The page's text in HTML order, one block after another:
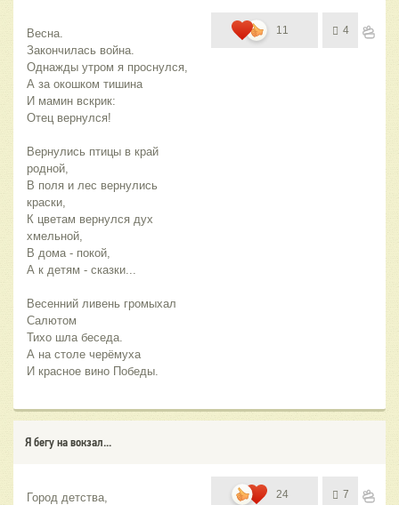
Весна.
Закончилась война.
Однажды утром я проснулся,
А за окошком тишина
И мамин вскрик:
Отец вернулся!
Вернулись птицы в край
родной,
В поля и лес вернулись
краски,
К цветам вернулся дух
хмельной,
В дома - покой,
А к детям - сказки...
Весенний ливень громыхал
Салютом
Тихо шла беседа.
А на столе черёмуха
И красное вино Победы.
11 4
Я бегу на вокзал...
Город детства,
24 7